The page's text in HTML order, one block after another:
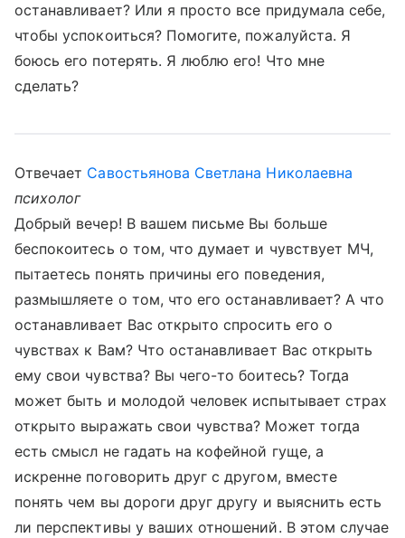
останавливает? Или я просто все придумала себе,
чтобы успокоиться? Помогите, пожалуйста. Я
боюсь его потерять. Я люблю его! Что мне
сделать?
Отвечает Савостьянова Светлана Николаевна
психолог
Добрый вечер! В вашем письме Вы больше
беспокоитесь о том, что думает и чувствует МЧ,
пытаетесь понять причины его поведения,
размышляете о том, что его останавливает? А что
останавливает Вас открыто спросить его о
чувствах к Вам? Что останавливает Вас открыть
ему свои чувства? Вы чего-то боитесь? Тогда
может быть и молодой человек испытывает страх
открыто выражать свои чувства? Может тогда
есть смысл не гадать на кофейной гуще, а
искренне поговорить друг с другом, вместе
понять чем вы дороги друг другу и выяснить есть
ли перспективы у ваших отношений. В этом случае